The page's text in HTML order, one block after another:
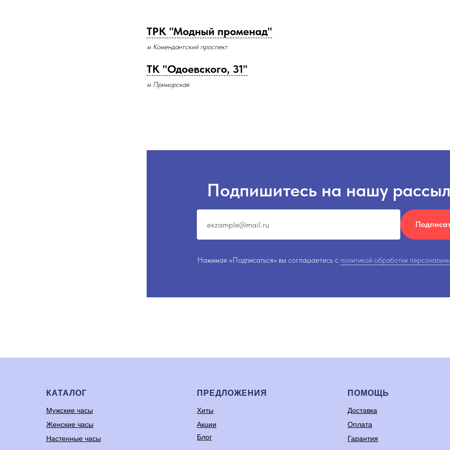
ТРК "Модный променад"
м Комендантский проспект
ТК "Одоевского, 31"
м Приморская
Подпишитесь на нашу
Нажимая «Подписаться» вы соглашаетесь с политикой обработки
КАТАЛОГ
Мужские часы
Женские часы
Настенные часы
ПРЕДЛОЖЕНИЯ
Хиты
Акции
Блог
ПОМОЩЬ
Доставка
Оплата
Гарантия